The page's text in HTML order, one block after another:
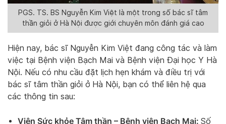
PGS. TS. BS Nguyễn Kim Việt là một trong số bác sĩ tâm
thần giỏi ở Hà Nội được giới chuyên môn đánh giá cao
Hiện nay, bác sĩ Nguyễn Kim Việt đang công tác và làm
việc tại Bệnh viện Bạch Mai và Bệnh viện Đại học Y Hà
Nội. Nếu có nhu cầu đặt lịch hẹn khám và điều trị với
bác sĩ tâm thần giỏi ở Hà Nội, bạn có thể liên hệ qua
các thông tin sau:
Viện Sức khỏe Tâm thần – Bệnh viện Bạch Mai: Số